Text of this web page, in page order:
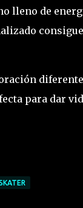
lleno de
para dar